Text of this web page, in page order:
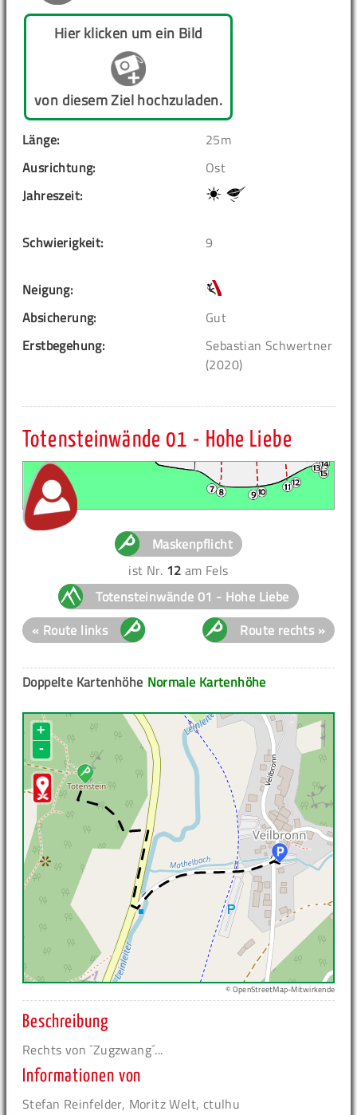
Hier klicken um ein Bild
von diesem Ziel hochzuladen.
Länge:
25m
Ausrichtung:
Ost
Jahreszeit:
Schwierigkeit: 9
Neigung:
Absicherung:
Gut
Erstbegehung:
Sebastian Schwertner
(2020)
Totensteinwände 01 - Hohe Liebe
Maskenpflicht
ist Nr. 12 am Fels
Totensteinwände 01 - Hohe Liebe
« Route links
Route rechts »
Normale Kartenhöhe
Doppelte Kartenhöhe
+
-
© OpenStreetMap-Mitwirkende
Beschreibung
Rechts von ´Zugzwang´...
Informationen von
Stefan Reinfelder, Moritz Welt, ctulhu